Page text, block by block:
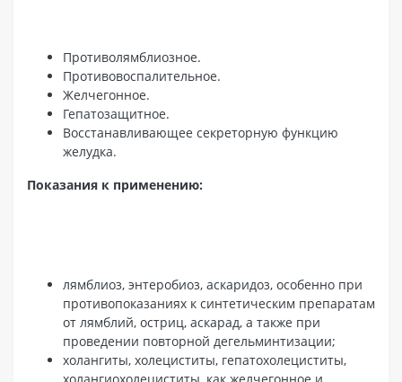
Противолямблиозное.
Противовоспалительное.
Желчегонное.
Гепатозащитное.
Восстанавливающее секреторную функцию
желудка.
Показания к применению:
лямблиоз, энтеробиоз, аскаридоз, особенно при
противопоказаниях к синтетическим препаратам
от лямблий, остриц, аскарад, а также при
проведении повторной дегельминтизации;
холангиты, холециститы, гепатохолециститы,